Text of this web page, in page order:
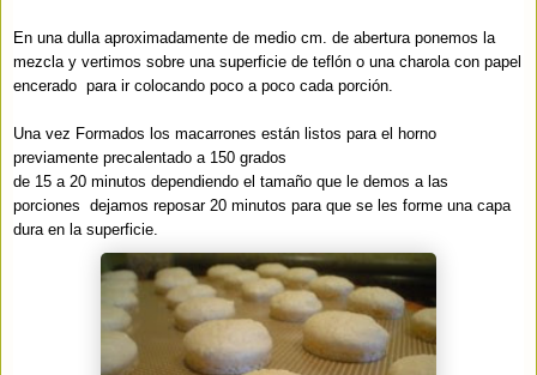
En una dulla aproximadamente de medio cm. de abertura ponemos la
mezcla y vertimos sobre una superficie de teflón o una charola con papel
encerado para ir colocando poco a poco cada porción.
Una vez Formados los macarrones están listos para el horno
previamente precalentado a 150 grados
de 15 a 20 minutos dependiendo el tamaño que le demos a las
porciones dejamos reposar 20 minutos para que se les forme una capa
dura en la superficie.